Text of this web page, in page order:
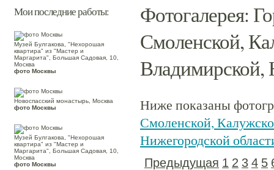
Мои последние работы:
Музей Булгакова, "Нехорошая
квартира" из "Мастер и
Маргарита", Большая Садовая, 10,
Москва
фото Москвы
Новоспасский монастырь, Москва
фото Москвы
Музей Булгакова, "Нехорошая
квартира" из "Мастер и
Маргарита", Большая Садовая, 10,
Москва
фото Москвы
Фотогалерея:
Смоленской,
Владимирской,
Ниже показаны
Смоленской,
Нижегородской
Предыдущая 1 2 3 4 5